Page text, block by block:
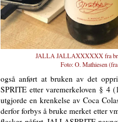
JALLA JALLAXXXXXX fra
Foto: O. Mathiesen (fra
også anført at bruken av det
SPRITE etter varemerkeloven § 4
utgjorde en krenkelse av Coca
derfor forbys å bruke merket etter